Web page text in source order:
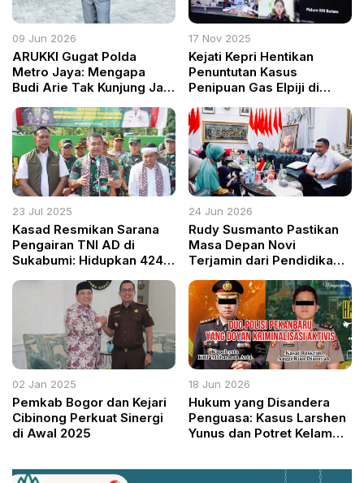
09 Jun 2026
ARUKKI Gugat Polda
Metro Jaya: Mengapa
Budi Arie Tak Kunjung Jadi
Online?
17 Nov 2025
Kejati Kepri Hentikan
Penuntutan Kasus
Penipuan Gas Elpiji di
Justice
23 Jul 2025
Kasad Resmikan Sarana
Pengairan TNI AD di
Sukabumi: Hidupkan 424
Hujan, Wujudkan
Kedaulatan Pangan Rakyat
24 Jun 2026
Rudy Susmanto Pastikan
Masa Depan Novi
Terjamin dari Pendidikan
02 Jan 2025
Pemkab Bogor dan Kejari
Cibinong Perkuat Sinergi
di Awal 2025
18 Jun 2026
Hukum yang Disandera
Penguasa: Kasus Larshen
Yunus dan Potret Kelam